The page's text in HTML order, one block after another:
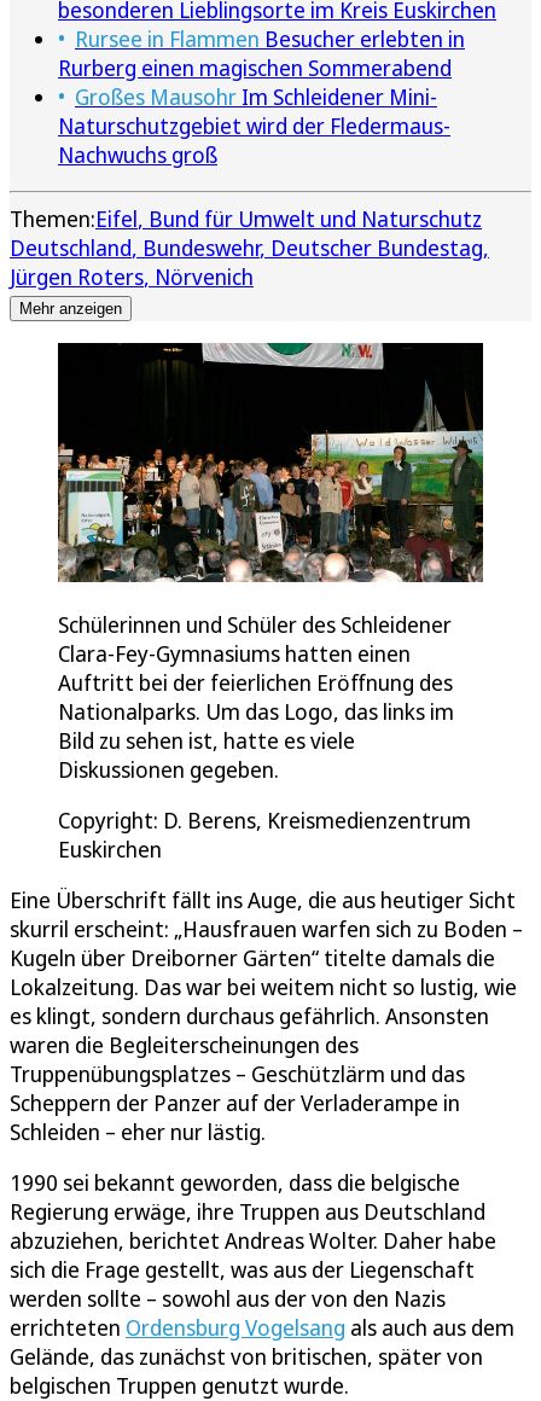
besonderen Lieblingsorte im Kreis Euskirchen
Rursee in Flammen Besucher erlebten in
Rurberg einen magischen Sommerabend
Großes Mausohr Im Schleidener Mini-
Naturschutzgebiet wird der Fledermaus-
Nachwuchs groß
Themen:Eifel Bund für Umwelt und Naturschutz
Deutschland Bundeswehr Deutscher Bundestag
Jürgen Roters Nörvenich
Mehr anzeigen
Schülerinnen und Schüler des Schleidener
Clara-Fey-Gymnasiums hatten einen
Auftritt bei der feierlichen Eröffnung des
Nationalparks. Um das Logo, das links im
Bild zu sehen ist, hatte es viele
Diskussionen gegeben.
Copyright: D. Berens, Kreismedienzentrum
Euskirchen
Eine Überschrift fällt ins Auge, die aus heutiger Sicht
skurril erscheint: „Hausfrauen warfen sich zu Boden –
Kugeln über Dreiborner Gärten“ titelte damals die
Lokalzeitung. Das war bei weitem nicht so lustig, wie
es klingt, sondern durchaus gefährlich. Ansonsten
waren die Begleiterscheinungen des
Truppenübungsplatzes – Geschützlärm und das
Scheppern der Panzer auf der Verladerampe in
Schleiden – eher nur lästig.
1990 sei bekannt geworden, dass die belgische
Regierung erwäge, ihre Truppen aus Deutschland
abzuziehen, berichtet Andreas Wolter. Daher habe
sich die Frage gestellt, was aus der Liegenschaft
werden sollte – sowohl aus der von den Nazis
errichteten Ordensburg Vogelsang als auch aus dem
Gelände, das zunächst von britischen, später von
belgischen Truppen genutzt wurde.